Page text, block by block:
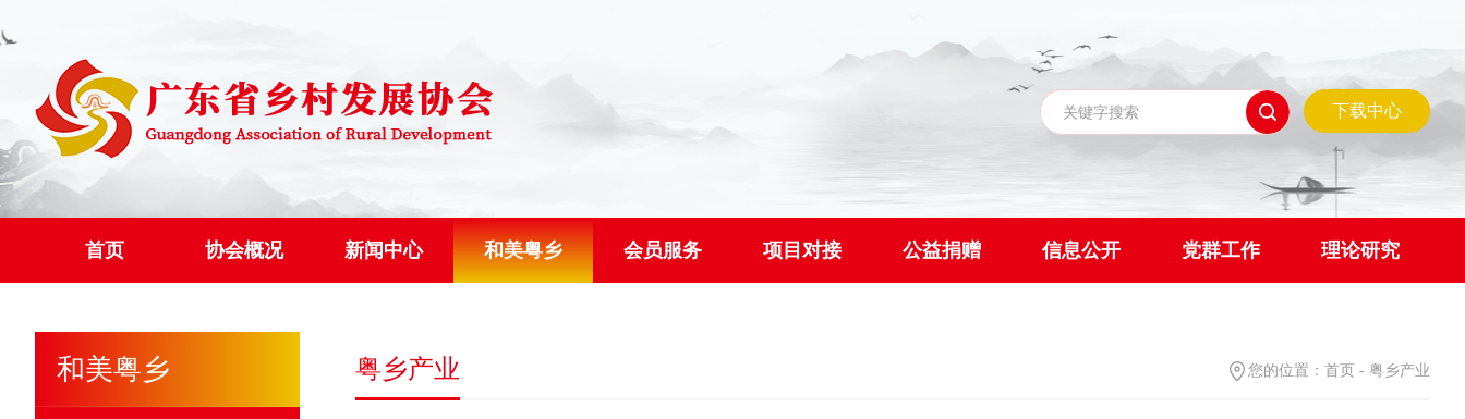
下载中心
首页 协会概况 新闻中心 和美粤乡 会员服务 项目对接 公益捐赠 信息公开 党群工作 理论研究
和美粤乡 粤乡产业 您的位置： 首页 - 粤乡产业